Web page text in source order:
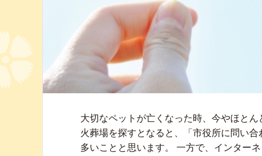
大切なペットが亡くなった時、今やほと
火葬場を探すとなると、「市役所に問い
多いことと思います。 一方で、インター